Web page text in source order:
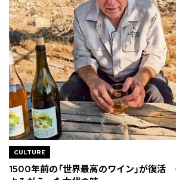
CULTURE
1500年前の「世界最高のワイン」が復活